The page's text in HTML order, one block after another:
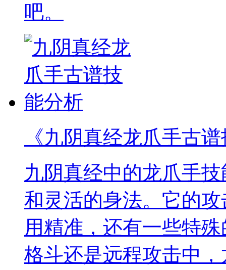
吧。
《九阴真经龙爪手古
九阴真经中的龙爪手
和灵活的身法。它的
用精准，还有一些特
格斗还是远程攻击中